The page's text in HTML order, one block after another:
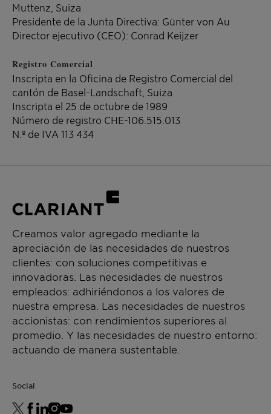
Muttenz, Suiza
Presidente de la Junta Directiva: Günter von Au
Director ejecutivo (CEO): Conrad Keijzer
Registro Comercial
Inscripta en la Oficina de Registro Comercial del
cantón de Basel-Landschaft, Suiza
Inscripta el 25 de octubre de 1989
Número de registro CHE-106.515.013
N.º de IVA 113 434
Creamos valor agregado mediante la
apreciación de las necesidades de nuestros
clientes: con soluciones competitivas e
innovadoras. Las necesidades de nuestros
empleados: adhiriéndonos a los valores de
nuestra empresa. Las necesidades de nuestros
accionistas: con rendimientos superiores al
promedio. Y las necesidades de nuestro entorno:
actuando de manera sustentable.
Social